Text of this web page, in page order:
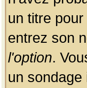
un titre
entrez son
l'option.
un sondage